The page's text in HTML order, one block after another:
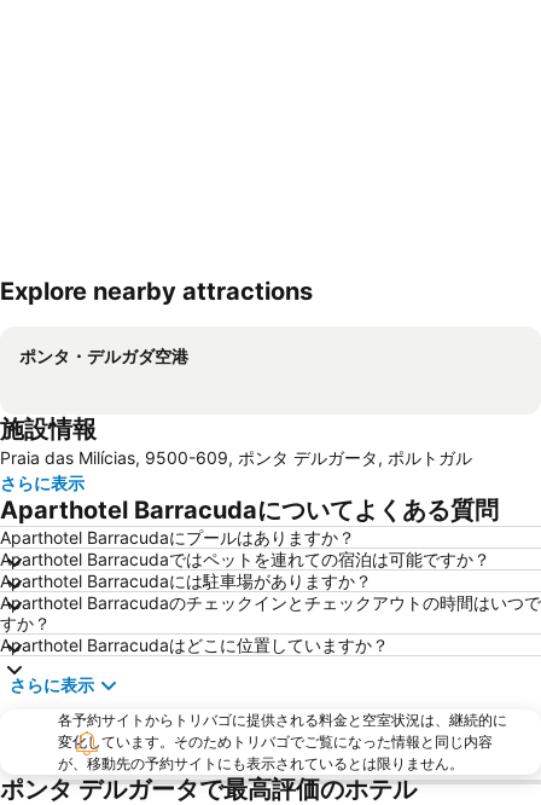
地図を拡大
Explore nearby attractions
ポンタ・デルガダ空港
施設情報
Praia das Milícias, 9500-609, ポンタ デルガータ, ポルトガル
さらに表示
Aparthotel Barracudaについてよくある質問
Aparthotel Barracudaにプールはありますか？
Aparthotel Barracudaではペットを連れての宿泊は可能ですか？
Aparthotel Barracudaには駐車場がありますか？
Aparthotel Barracudaのチェックインとチェックアウトの時間はいつで
すか？
Aparthotel Barracudaはどこに位置していますか？
さらに表示
各予約サイトからトリバゴに提供される料金と空室状況は、継続的に
変化しています。そのためトリバゴでご覧になった情報と同じ内容
が、移動先の予約サイトにも表示されているとは限りません。
ポンタ デルガータで最高評価のホテル